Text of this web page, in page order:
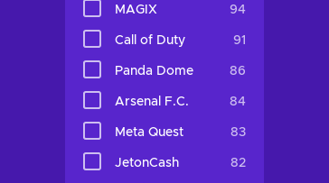
MAGIX 94
Call of Duty 91
Panda Dome 86
Arsenal F.C. 84
Meta Quest 83
JetonCash 82